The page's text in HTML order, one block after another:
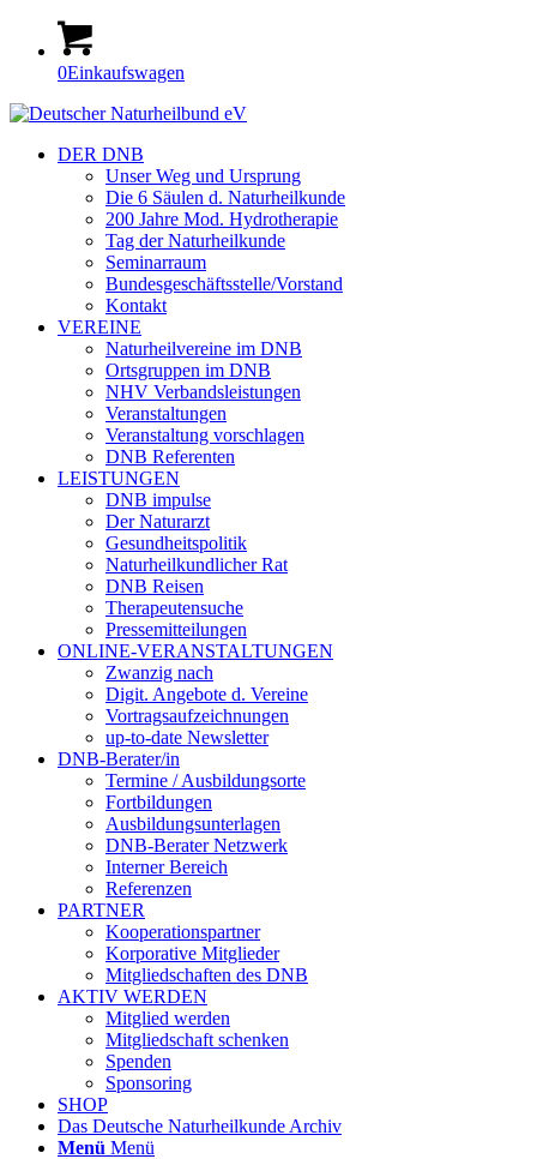
0Einkaufswagen
DER DNB
Unser Weg und Ursprung
Die 6 Säulen d. Naturheilkunde
200 Jahre Mod. Hydrotherapie
Tag der Naturheilkunde
Seminarraum
Bundesgeschäftsstelle/Vorstand
Kontakt
VEREINE
Naturheilvereine im DNB
Ortsgruppen im DNB
NHV Verbandsleistungen
Veranstaltungen
Veranstaltung vorschlagen
DNB Referenten
LEISTUNGEN
DNB impulse
Der Naturarzt
Gesundheitspolitik
Naturheilkundlicher Rat
DNB Reisen
Therapeutensuche
Pressemitteilungen
ONLINE-VERANSTALTUNGEN
Zwanzig nach
Digit. Angebote d. Vereine
Vortragsaufzeichnungen
up-to-date Newsletter
DNB-Berater/in
Termine / Ausbildungsorte
Fortbildungen
Ausbildungsunterlagen
DNB-Berater Netzwerk
Interner Bereich
Referenzen
PARTNER
Kooperationspartner
Korporative Mitglieder
Mitgliedschaften des DNB
AKTIV WERDEN
Mitglied werden
Mitgliedschaft schenken
Spenden
Sponsoring
SHOP
Das Deutsche Naturheilkunde Archiv
Menü Menü